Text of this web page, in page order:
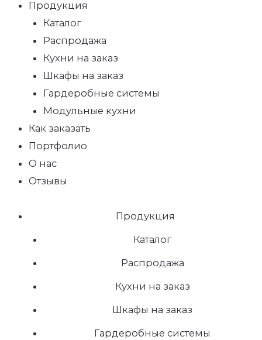
Продукция
Каталог
Распродажа
Кухни на заказ
Шкафы на заказ
Гардеробные системы
Модульные кухни
Как заказать
Портфолио
О нас
Отзывы
Продукция
Каталог
Распродажа
Кухни на заказ
Шкафы на заказ
Гардеробные системы